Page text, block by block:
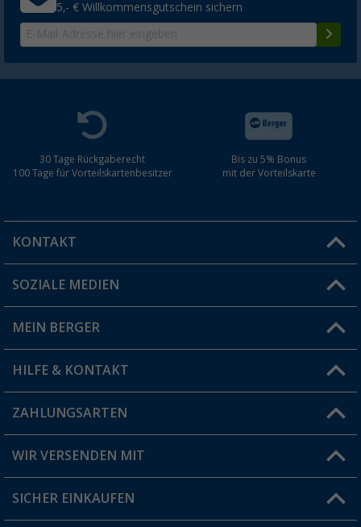
5,- € Willkommensgutschein sichern
30 Tage Rückgaberecht
100 Tage für Vorteilskartenbesitzer
Bis zu 5% Bonus
mit der Vorteilskarte
KONTAKT
Du hast eine Frage?
Filiale finden
SOZIALE MEDIEN
MEIN BERGER
Vorteilskarte
Blog
Jobs & Karriere
HILFE & KONTAKT
FAQ & Kontakt
Versandinformationen
Rücksendung
ZAHLUNGSARTEN
WIR VERSENDEN MIT
SICHER EINKAUFEN